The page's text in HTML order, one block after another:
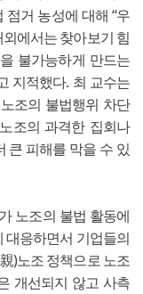
거 농성에 대해 “우
에서는 찾아보기 힘
불가능하게 만드는
지적했다. 최 교수는
조의 불법행위 차단
조의 과격한 집회나
큰 피해를 막을 수 있
노조의 불법 활동에
대응하면서 기업들의
)노조 정책으로 노조
개선되지 않고 사측